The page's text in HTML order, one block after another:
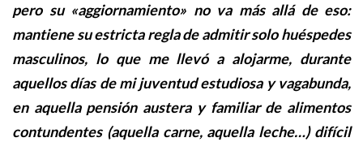
pero su «aggiornamiento» no va más allá de eso:
mantiene su estricta regla de admitir solo huéspedes
masculinos, lo que me llevó a alojarme, durante
aquellos días de mi juventud estudiosa y vagabunda,
en aquella pensión austera y familiar de alimentos
contundentes (aquella carne, aquella leche…) difícil